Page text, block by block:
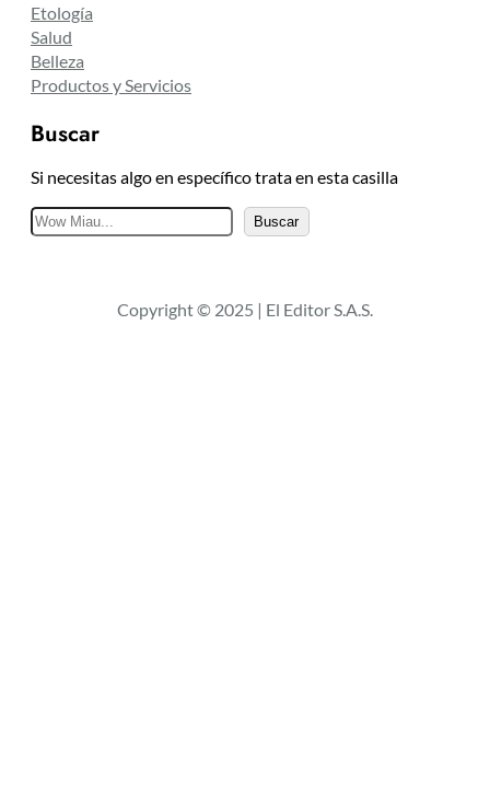
Etología
Salud
Belleza
Productos y Servicios
Buscar
Si necesitas algo en específico trata en esta casilla
B
u
a
Buscar
Copyright © 2025 | El Editor S.A.S.